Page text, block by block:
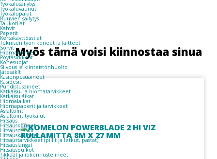
Työkalusäilytys
Työkaluvaunut
Työkalupakit
Ruuvien säilytys
Taukotilat
Kahvit
Paperit
Kertakäyttöastiat
Teknisen työn koneet ja laitteet
Sorvit
Hiomakoneet
Pöytäsirkkelit
Konesuojat
Siivous ja kiinteistönhuolto
Jätesäkit
Käsienpesuaineet
Käsidesit
Puhdistusaineet
Katkaisu- ja hiomatarvikkeet
Katkaisulaikat
Hiomalaikat
Hiomapaperit ja tarvikkeet
Asfaltointi
Asfaltointityökalut
Hitsaus
Hitsauskoneet
Hitsausmaskit
Hitsauskäsineet
Hitsaustarvikkeet (pillit ja letkut, pastat)
Hitsauslangat
Hitsauspuikot
Tikkaat ja rakennustelineet
Myös tämä voisi kiinnostaa sinua